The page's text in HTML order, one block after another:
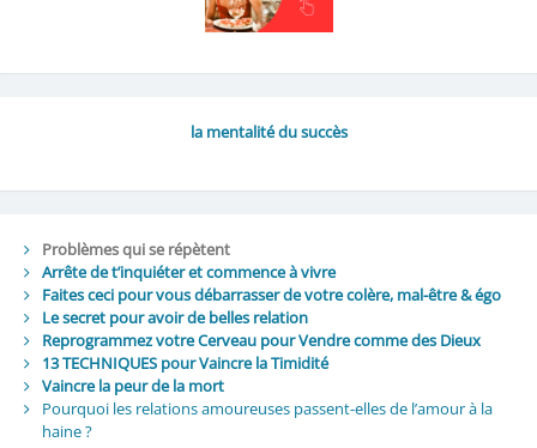
la mentalité du succès
Problèmes qui se répètent
Arrête de t’inquiéter et commence à vivre
Faites ceci pour vous débarrasser de votre colère, mal-être & égo
Le secret pour avoir de belles relation
Reprogrammez votre Cerveau pour Vendre comme des Dieux
13 TECHNIQUES pour Vaincre la Timidité
Vaincre la peur de la mort
Pourquoi les relations amoureuses passent-elles de l’amour à la
haine ?